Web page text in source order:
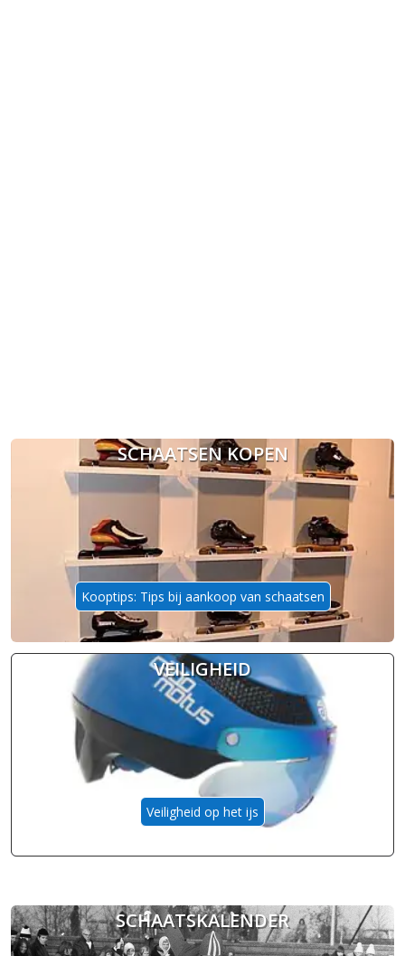
SCHAATSEN KOPEN
Kooptips: Tips bij aankoop van schaatsen
VEILIGHEID
Veiligheid op het ijs
SCHAATSKALENDER